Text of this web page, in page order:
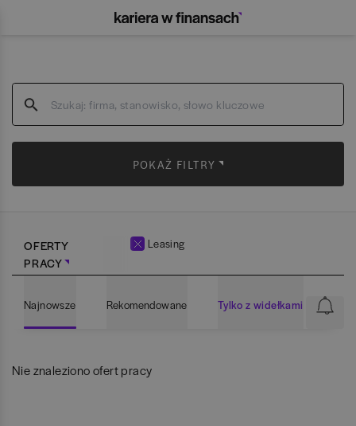
POKAŻ FILTRY
OFERTY
PRACY
Leasing
Najnowsze Rekomendowane Tylko z widełkami
Nie znaleziono ofert pracy